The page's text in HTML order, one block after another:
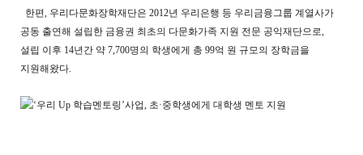
한편, 우리다문화장학재단은 2012년 우리은행 등 우리금융그룹 계열사가
공동 출연해 설립한 금융권 최초의 다문화가족 지원 전문 공익재단으로,
설립 이후 14년간 약 7,700명의 학생에게 총 99억 원 규모의 장학금을
지원해왔다.